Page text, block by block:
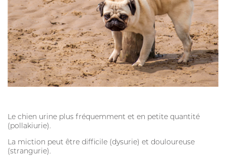
Le chien urine plus fréquemment et en petite quantité
(pollakiurie).
La miction peut être difficile (dysurie) et douloureuse
(strangurie).